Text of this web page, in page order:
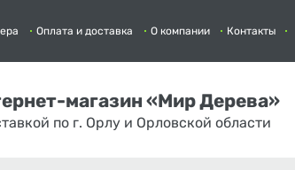
Оплата и доставка О компании Контакты
магазин «Мир Дерева»
по г. Орлу и Орловской области